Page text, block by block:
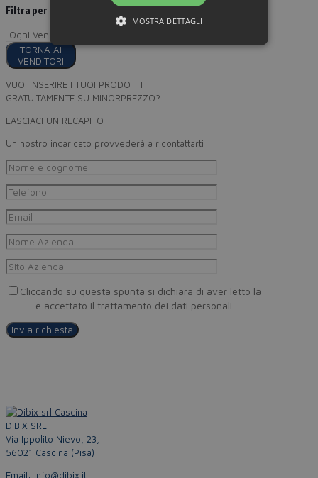
Filtra per
TORNA AI
VENDITORI
VUOI INSERIRE I TUOI PRODOTTI
GRATUITAMENTE SU MINORPREZZO?
LASCIACI UN RECAPITO
Un nostro incaricato provvederà a ricontattarti
Cliccando su questa spunta si dichiara di aver letto la
e accettato il trattamento dei dati personali
DIBIX SRL
Via Ippolito Nievo, 23,
56021 Cascina (Pisa)
Email: info@dibix.it
MOSTRA DETTAGLI